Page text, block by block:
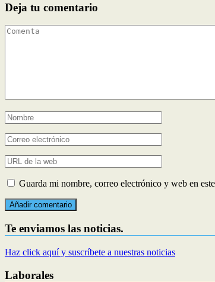
Deja tu comentario
Guarda mi nombre, correo electrónico y web en
Te enviamos las noticias.
Haz click aquí y suscríbete a nuestras noticias
Laborales